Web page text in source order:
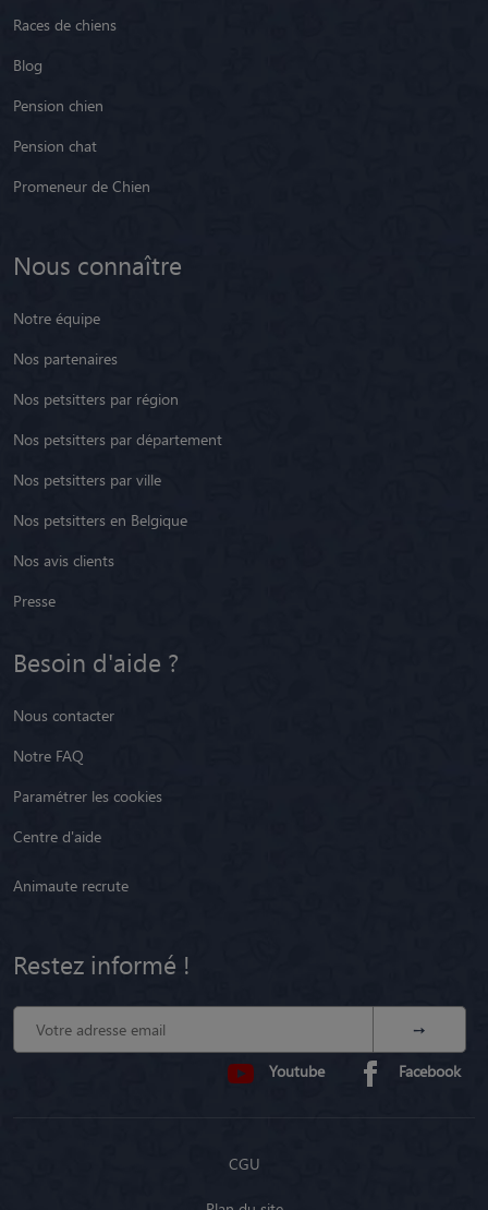
Races de chiens
Blog
Pension chien
Pension chat
Promeneur de Chien
Nous connaître
Notre équipe
Nos partenaires
Nos petsitters par région
Nos petsitters par département
Nos petsitters par ville
Nos petsitters en Belgique
Nos avis clients
Presse
Besoin d'aide ?
Nous contacter
Notre FAQ
Paramétrer les cookies
Centre d'aide
Animaute recrute
Restez informé !
Youtube Facebook
CGU